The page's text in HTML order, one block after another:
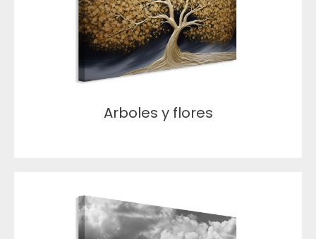
Arboles y flores